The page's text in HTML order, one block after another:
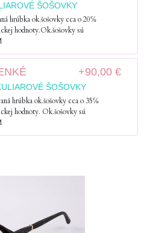
ŠOŠOVKY
hrúbka ok.šošovky cca o 20℅
hodnoty.Ok.šošovky sú
+90,00 €
ŠOŠOVKY
hrúbka ok.šošovky cca o 35℅
hodnoty. Ok.šošovky sú